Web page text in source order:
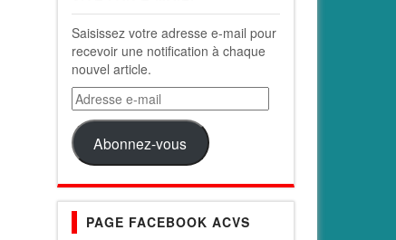
Saisissez votre adresse e-mail pour
recevoir une notification à chaque
nouvel article.
Adresse
e-
mail
Abonnez-vous
PAGE FACEBOOK ACVS